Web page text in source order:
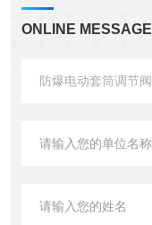
ONLINE MESSAGE